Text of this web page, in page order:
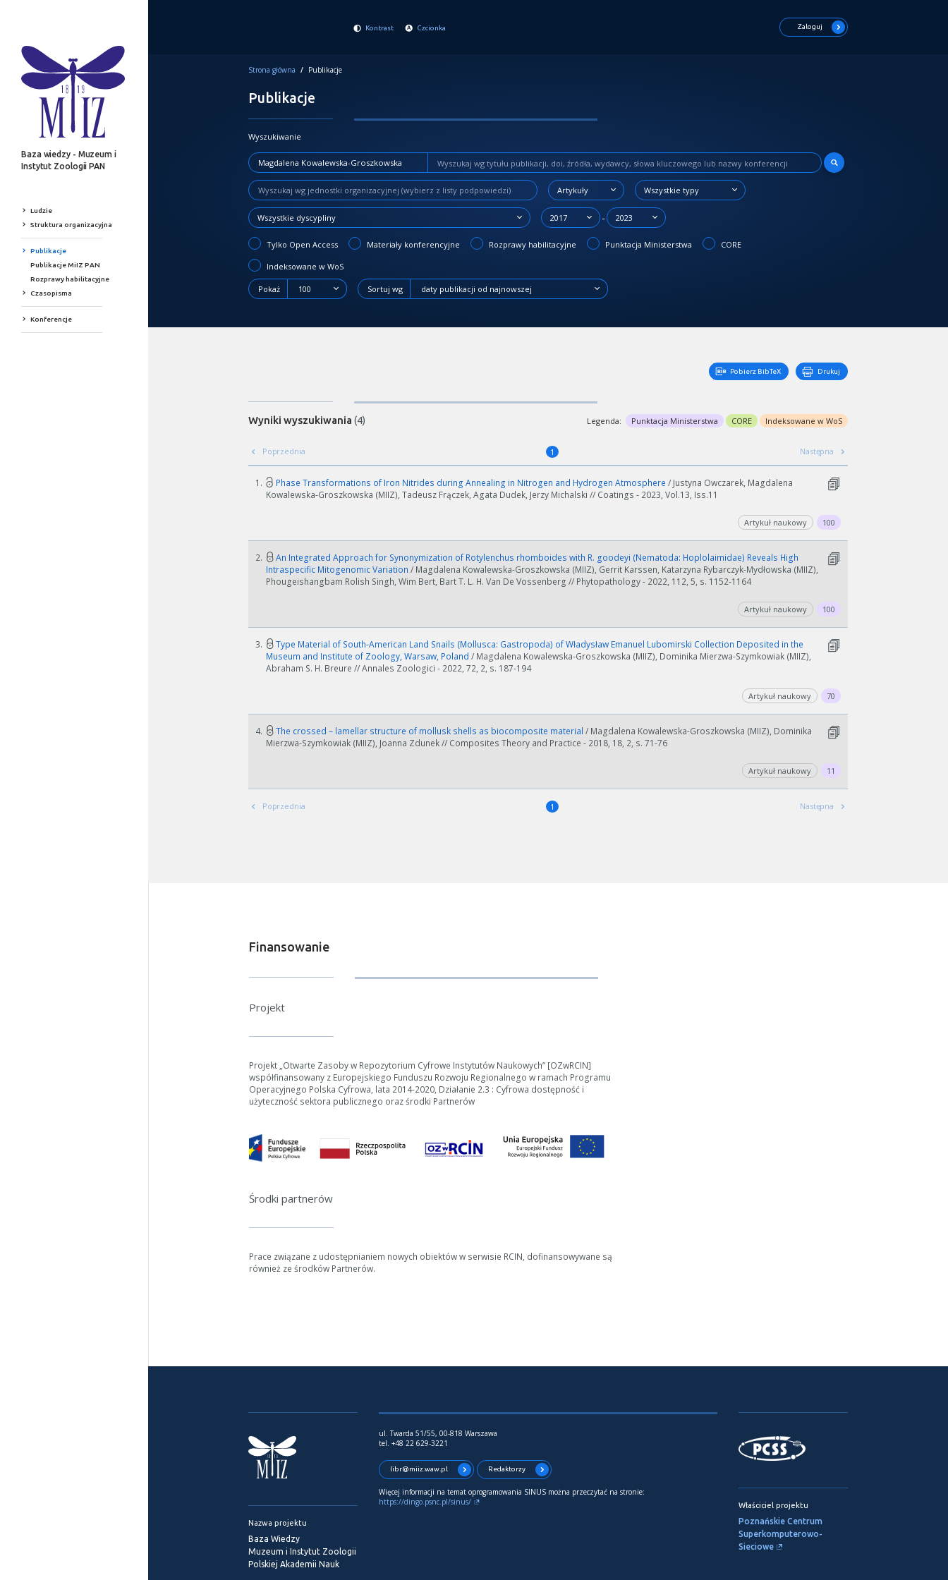
Baza wiedzy - Muzeum i
Instytut Zoologii PAN
Ludzie
Struktura organizacyjna
Publikacje
Publikacje MiIZ PAN
Rozprawy habilitacyjne
Czasopisma
Konferencje
Kontrast Czcionka Zaloguj
Strona główna / Publikacje
Publikacje
Wyszukiwanie
Artykuły Wszystkie typy
Wszystkie dyscypliny 2017 - 2023
Tylko Open Access Materiały konferencyjne Rozprawy habilitacyjne Punktacja Ministerstwa CORE
Indeksowane w WoS
Pokaż 100 Sortuj wg daty publikacji od najnowszej
Pobierz BibTeX Drukuj
Wyniki wyszukiwania (4) Legenda: Punktacja Ministerstwa CORE Indeksowane w WoS
Poprzednia Następna
1
1. Phase Transformations of Iron Nitrides during Annealing in Nitrogen and Hydrogen Atmosphere / Justyna Owczarek, Magdalena
Kowalewska-Groszkowska (MIIZ), Tadeusz Frączek, Agata Dudek, Jerzy Michalski // Coatings - 2023, Vol.13, Iss.11
Artykuł naukowy 100
2.
An Integrated Approach for Synonymization of Rotylenchus rhomboides with R. goodeyi (Nematoda: Hoplolaimidae) Reveals High
Intraspecific Mitogenomic Variation / Magdalena Kowalewska-Groszkowska (MIIZ), Gerrit Karssen, Katarzyna Rybarczyk-Mydłowska (MIIZ),
Phougeishangbam Rolish Singh, Wim Bert, Bart T. L. H. Van De Vossenberg // Phytopathology - 2022, 112, 5, s. 1152-1164
Artykuł naukowy 100
3.
Type Material of South-American Land Snails (Mollusca: Gastropoda) of Władysław Emanuel Lubomirski Collection Deposited in the
Museum and Institute of Zoology, Warsaw, Poland / Magdalena Kowalewska-Groszkowska (MIIZ), Dominika Mierzwa-Szymkowiak (MIIZ),
Abraham S. H. Breure // Annales Zoologici - 2022, 72, 2, s. 187-194
Artykuł naukowy 70
4. The crossed – lamellar structure of mollusk shells as biocomposite material / Magdalena Kowalewska-Groszkowska (MIIZ), Dominika
Mierzwa-Szymkowiak (MIIZ), Joanna Zdunek // Composites Theory and Practice - 2018, 18, 2, s. 71-76
Artykuł naukowy 11
Poprzednia Następna
1
Finansowanie
Projekt
Projekt „Otwarte Zasoby w Repozytorium Cyfrowe Instytutów Naukowych” [OZwRCIN]
współfinansowany z Europejskiego Funduszu Rozwoju Regionalnego w ramach Programu
Operacyjnego Polska Cyfrowa, lata 2014-2020, Działanie 2.3 : Cyfrowa dostępność i
użyteczność sektora publicznego oraz środki Partnerów
Środki partnerów
Prace związane z udostępnianiem nowych obiektów w serwisie RCIN, dofinansowywane są
również ze środków Partnerów.
Nazwa projektu
Baza Wiedzy
Muzeum i Instytut Zoologii
Polskiej Akademii Nauk
ul. Twarda 51/55, 00-818 Warszawa
tel. +48 22 629-3221
libr@miiz.waw.pl Redaktorzy
Więcej informacji na temat oprogramowania SINUS można przeczytać na stronie:
https://dingo.psnc.pl/sinus/
Właściciel projektu
Poznańskie Centrum
Superkomputerowo-
Sieciowe